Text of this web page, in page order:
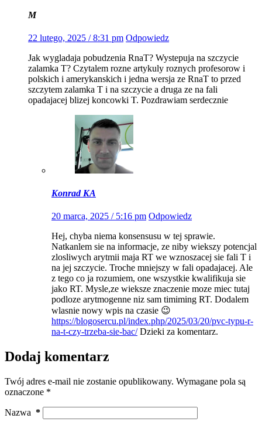
M
22 lutego, 2025 / 8:31 pm Odpowiedz
Jak wygladaja pobudzenia RnaT? Wystepuja na szczycie
zalamka T? Czytalem rozne artykuly roznych profesorow i
polskich i amerykanskich i jedna wersja ze RnaT to przed
szczytem zalamka T i na szczycie a druga ze na fali
opadajacej blizej koncowki T. Pozdrawiam serdecznie
Konrad KA
20 marca, 2025 / 5:16 pm Odpowiedz
Hej, chyba niema konsensusu w tej sprawie.
Natkanlem sie na informacje, ze niby wiekszy potencjal
zlosliwych arytmii maja RT we wznoszacej sie fali T i
na jej szczycie. Troche mniejszy w fali opadajacej. Ale
z tego co ja rozumiem, one wszystkie kwalifikuja sie
jako RT. Mysle,ze wieksze znaczenie moze miec tutaj
podloze arytmogenne niz sam timiming RT. Dodalem
wlasnie nowy wpis na czasie 😉
https://blogosercu.pl/index.php/2025/03/20/pvc-typu-r-
na-t-czy-trzeba-sie-bac/Dzieki za komentarz.
Dodaj komentarz
Twój adres e-mail nie zostanie opublikowany. Wymagane pola są
oznaczone *
Nazwa *